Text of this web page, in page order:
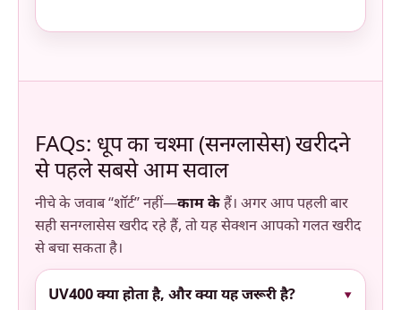
FAQs: धूप का चश्मा (सनग्लासेस) खरीदने
से पहले सबसे आम सवाल
नीचे के जवाब “शॉर्ट” नहीं—काम केहैं। अगर आप पहली बार
सही सनग्लासेस खरीद रहे हैं, तो यह सेक्शन आपको गलत खरीद
से बचा सकता है।
UV400 क्या होता है, और क्या यह जरूरी है?